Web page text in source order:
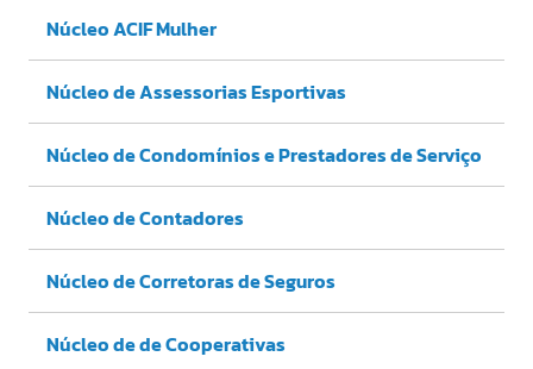
Núcleo ACIF Mulher
Núcleo de Assessorias Esportivas
Núcleo de Condomínios e Prestadores de Serviço
Núcleo de Contadores
Núcleo de Corretoras de Seguros
Núcleo de de Cooperativas